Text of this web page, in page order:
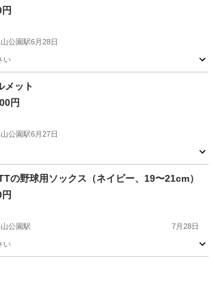
公園駅6月28日
い
安部山公園駅
メット
円
公園駅6月27日
安部山公園駅 その他 ヘルメット
の野球用ソックス（ネイビー、19〜21cm）
公園駅 7月28日
い